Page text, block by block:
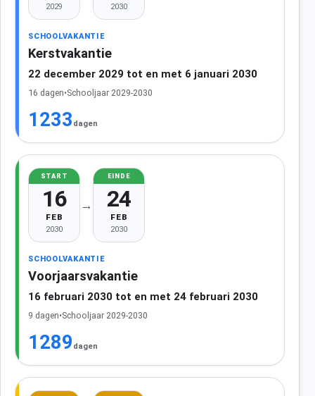
2029 2030
SCHOOLVAKANTIE
Kerstvakantie
22 december 2029 tot en met 6 januari 2030
16 dagen•Schooljaar 2029-2030
1233 dagen
START
16
FEB
2030
→
EINDE
24
FEB
2030
SCHOOLVAKANTIE
Voorjaarsvakantie
16 februari 2030 tot en met 24 februari 2030
9 dagen•Schooljaar 2029-2030
1289 dagen